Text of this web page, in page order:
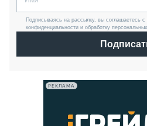
Подписываясь на рассылку, вы соглашаетесь
конфиденциальности и обработку
РЕКЛАМА